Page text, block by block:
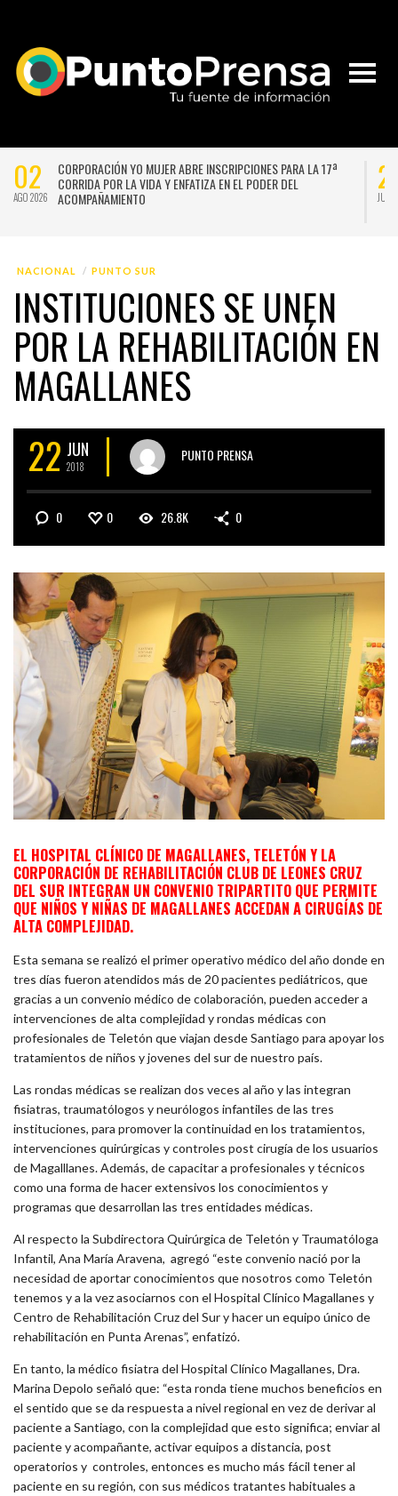
27
JUL 2026
UNIVERSIDAD DE CHILE VENCE CON SUFRIMIENTO A AUDAX
ITALIANO Y SE INSTALA EN LA PELEA POR EL SEGUNDO LUGAR
JUL
NACIONAL PUNTO SUR
INSTITUCIONES SE UNEN
POR LA REHABILITACIÓN EN
MAGALLANES
22 JUN
2018
PUNTO PRENSA
0 0 26.8K 0
EL HOSPITAL CLÍNICO DE MAGALLANES, TELETÓN Y LA
CORPORACIÓN DE REHABILITACIÓN CLUB DE LEONES CRUZ
DEL SUR INTEGRAN UN CONVENIO TRIPARTITO QUE PERMITE
QUE NIÑOS Y NIÑAS DE MAGALLANES ACCEDAN A CIRUGÍAS DE
ALTA COMPLEJIDAD.
Esta semana se realizó el primer operativo médico del año donde en
tres días fueron atendidos más de 20 pacientes pediátricos, que
gracias a un convenio médico de colaboración, pueden acceder a
intervenciones de alta complejidad y rondas médicas con
profesionales de Teletón que viajan desde Santiago para apoyar los
tratamientos de niños y jovenes del sur de nuestro país.
Las rondas médicas se realizan dos veces al año y las integran
fisiatras, traumatólogos y neurólogos infantiles de las tres
instituciones, para promover la continuidad en los tratamientos,
intervenciones quirúrgicas y controles post cirugía de los usuarios
de Magalllanes. Además, de capacitar a profesionales y técnicos
como una forma de hacer extensivos los conocimientos y
programas que desarrollan las tres entidades médicas.
Al respecto la Subdirectora Quirúrgica de Teletón y Traumatóloga
Infantil, Ana María Aravena, agregó “este convenio nació por la
necesidad de aportar conocimientos que nosotros como Teletón
tenemos y a la vez asociarnos con el Hospital Clínico Magallanes y
Centro de Rehabilitación Cruz del Sur y hacer un equipo único de
rehabilitación en Punta Arenas”, enfatizó.
En tanto, la médico fisiatra del Hospital Clínico Magallanes, Dra.
Marina Depolo señaló que: “esta ronda tiene muchos beneficios en
el sentido que se da respuesta a nivel regional en vez de derivar al
paciente a Santiago, con la complejidad que esto significa; enviar al
paciente y acompañante, activar equipos a distancia, post
operatorios y controles, entonces es mucho más fácil tener al
paciente en su región, con sus médicos tratantes habituales a